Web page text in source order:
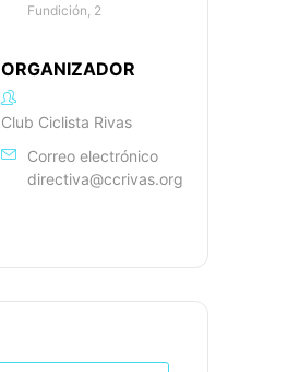
Fundición, 2
ORGANIZADOR
Club Ciclista Rivas
Correo electrónico
directiva@ccrivas.org